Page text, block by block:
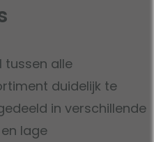
tussen alle
duidelijk te
in verschillende
lage